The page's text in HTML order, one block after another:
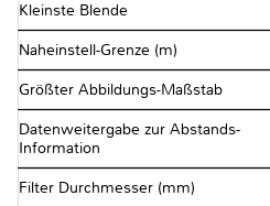
Kleinste Blende
Naheinstell-Grenze (m)
Größter Abbildungs-Maßstab
Datenweitergabe zur Abstands-
Information
Filter Durchmesser (mm)